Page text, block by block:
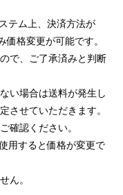
テム上、決済方法が
価格変更が可能です。
で、ご了承済みと判断
い場合は送料が発生し
させていただきます。
確認ください。
用すると価格が変更で
ん。